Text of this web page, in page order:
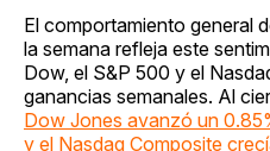
El comportamiento general
la semana refleja este
Dow, el S&P 500 y el
ganancias semanales. Al
Dow Jones avanzó un
y el Nasdaq Composite